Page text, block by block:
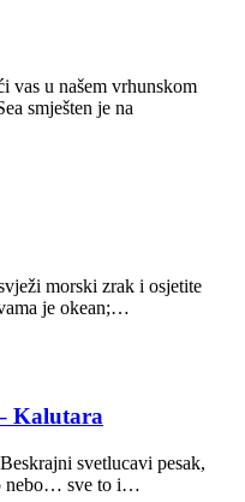
vas u našem vrhunskom
smješten je na
morski zrak i osjetite
je okean;…
Kalutara
svetlucavi pesak,
nebo… sve to i…